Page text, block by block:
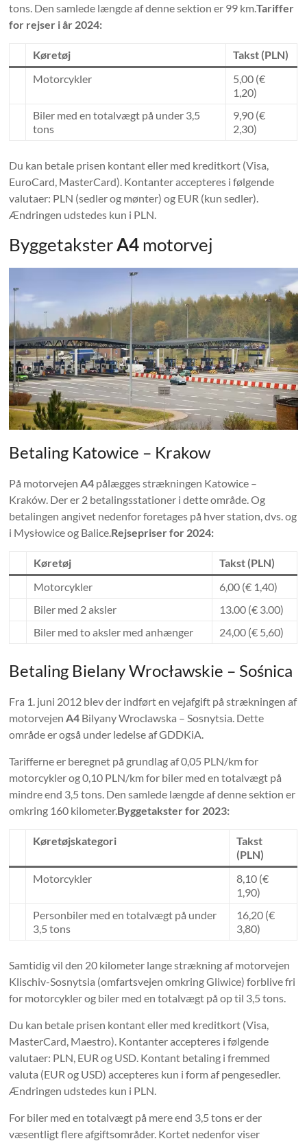
tons. Den samlede længde af denne sektion er 99 km.Tariffer
for rejser i år 2024:
Køretøj
Takst (PLN)
Motorcykler
5,00 (€
1,20)
Biler med en totalvægt på under 3,5
tons
9,90 (€
2,30)
Du kan betale prisen kontant eller med kreditkort (Visa,
EuroCard, MasterCard). Kontanter accepteres i følgende
valutaer: PLN (sedler og mønter) og EUR (kun sedler).
Ændringen udstedes kun i PLN.
ByggetaksterA4motorvej
Betaling Katowice – Krakow
På motorvejenA4 pålægges strækningen Katowice –
Kraków. Der er 2 betalingsstationer i dette område. Og
betalingen angivet nedenfor foretages på hver station, dvs. og
i Mysłowice og Balice.Rejsepriser for 2024:
Køretøj
Takst (PLN)
Motorcykler
6,00 (€ 1,40)
Biler med 2 aksler
13.00 (€ 3.00)
Biler med to aksler med anhænger
24,00 (€ 5,60)
Betaling Bielany Wrocławskie – Sośnica
Fra 1. juni 2012 blev der indført en vejafgift på strækningen af
​​motorvejenA4 Bilyany Wroclawska – Sosnytsia. Dette
område er også under ledelse af GDDKiA.
Tarifferne er beregnet på grundlag af 0,05 PLN/km for
motorcykler og 0,10 PLN/km for biler med en totalvægt på
mindre end 3,5 tons. Den samlede længde af denne sektion er
omkring 160 kilometer.Byggetakster for 2023:
Køretøjskategori
Takst
(PLN)
Motorcykler
8,10 (€
1,90)
Personbiler med en totalvægt på under
3,5 tons
16,20 (€
3,80)
Samtidig vil den 20 kilometer lange strækning af motorvejen
Klischiv-Sosnytsia (omfartsvejen omkring Gliwice) forblive fri
for motorcykler og biler med en totalvægt på op til 3,5 tons.
Du kan betale prisen kontant eller med kreditkort (Visa,
MasterCard, Maestro). Kontanter accepteres i følgende
valutaer: PLN, EUR og USD. Kontant betaling i fremmed
valuta (EUR og USD) accepteres kun i form af pengesedler.
Ændringen udstedes kun i PLN.
For biler med en totalvægt på mere end 3,5 tons er der
væsentligt flere afgiftsområder. Kortet nedenfor viser